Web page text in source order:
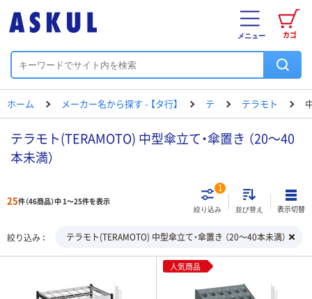
カゴ
メニュー
ホーム メーカー名から探す - 【タ行】 テ テラモト
テラモト(TERAMOTO) 中型傘立て・傘置き （20～40
本未満）
25件（46商品）中 1～25件を表示
絞り込み
1
並び替え 表示切替
絞り込み テラモト(TERAMOTO) 中型傘立て・傘置き （20～40本未満）
人気商品